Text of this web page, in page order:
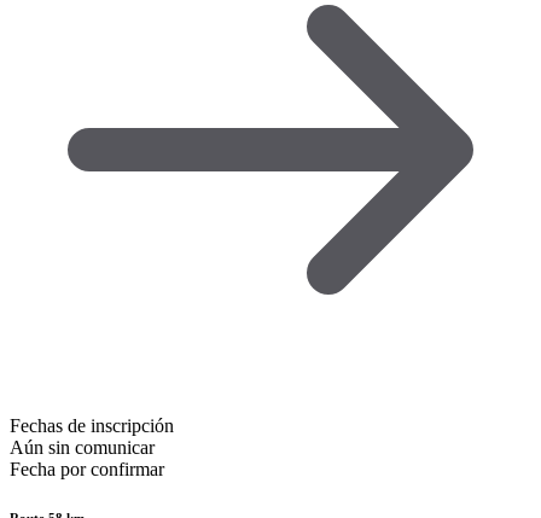
Fechas de inscripción
Aún sin comunicar
Fecha por confirmar